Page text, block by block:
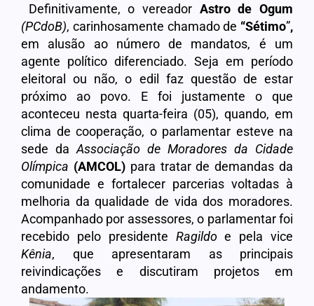
Definitivamente, o vereador Astro de Ogum
(PCdoB), carinhosamente chamado de “Sétimo”,
em alusão ao número de mandatos, é um
agente político diferenciado. Seja em período
eleitoral ou não, o edil faz questão de estar
próximo ao povo. E foi justamente o que
aconteceu nesta quarta-feira (05), quando, em
clima de cooperação, o parlamentar esteve na
sede da Associação de Moradores da Cidade
Olímpica (AMCOL)para tratar de demandas da
comunidade e fortalecer parcerias voltadas à
melhoria da qualidade de vida dos moradores.
Acompanhado por assessores, o parlamentar foi
recebido pelo presidente Ragildoe pela vice
Kênia, que apresentaram as principais
reivindicações e discutiram projetos em
andamento.